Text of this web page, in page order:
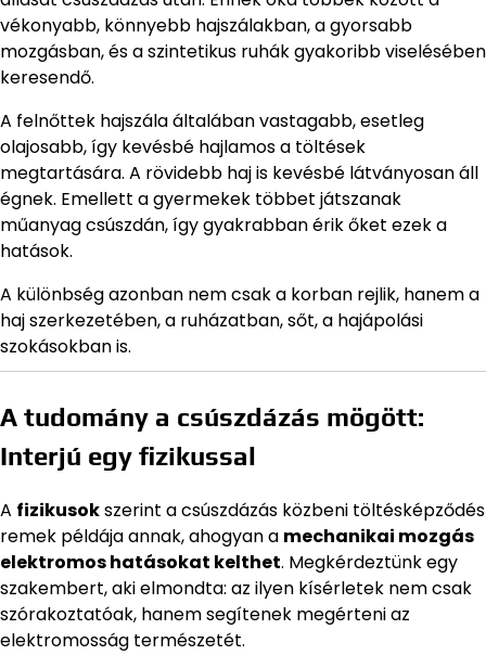
vékonyabb, könnyebb hajszálakban, a gyorsabb
mozgásban, és a szintetikus ruhák gyakoribb viselésében
keresendő.
A felnőttek hajszála általában vastagabb, esetleg
olajosabb, így kevésbé hajlamos a töltések
megtartására. A rövidebb haj is kevésbé látványosan áll
égnek. Emellett a gyermekek többet játszanak
műanyag csúszdán, így gyakrabban érik őket ezek a
hatások.
A különbség azonban nem csak a korban rejlik, hanem a
haj szerkezetében, a ruházatban, sőt, a hajápolási
szokásokban is.
A tudomány a csúszdázás mögött:
Interjú egy fizikussal
A fizikusokszerint a csúszdázás közbeni töltésképződés
remek példája annak, ahogyan a mechanikai mozgás
elektromos hatásokat kelthet. Megkérdeztünk egy
szakembert, aki elmondta: az ilyen kísérletek nem csak
szórakoztatóak, hanem segítenek megérteni az
elektromosság természetét.